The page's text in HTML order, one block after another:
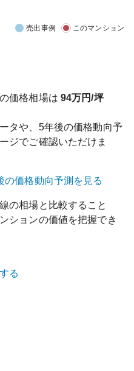
売出事例 このマンション
価格相場は 94万円/坪
タや、5年後の価格動向予
ジでご確認いただけま
の価格動向予測を見る
の相場と比較すること
ションの価値を把握でき
る